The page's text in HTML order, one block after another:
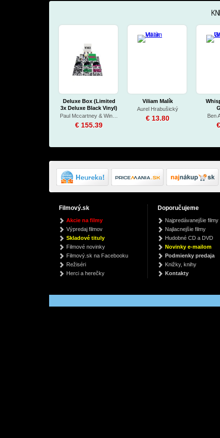
Deluxe Box (Limited
3x Deluxe Black Vinyl)
€ 155.39
Viliam Malík
Aurel Hrabušický
€ 13.80
Ben
Pesničky Líšky a Vlka
3 / Všetci sme na
jednej lodi
Bimbamkuku
€ 11.99
Pohoda
Sám sebou
€ 14.99
Of
Filmový.sk
Akcie na filmy
Výpredaj filmov
Skladové tituly
Filmové novinky
Filmový.sk na Facebooku
Režiséri
Herci a herečky
Doporučujeme
Najpredávanejšie filmy
Najlacnejšie filmy
Hudobné CD a DVD
Novinky e-mailom
Podmienky predaja
Knižky, knihy
Kontakty